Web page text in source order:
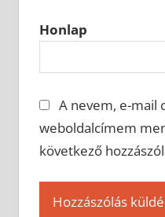
Honlap
A nevem, e-mail
weboldalcímem
következő